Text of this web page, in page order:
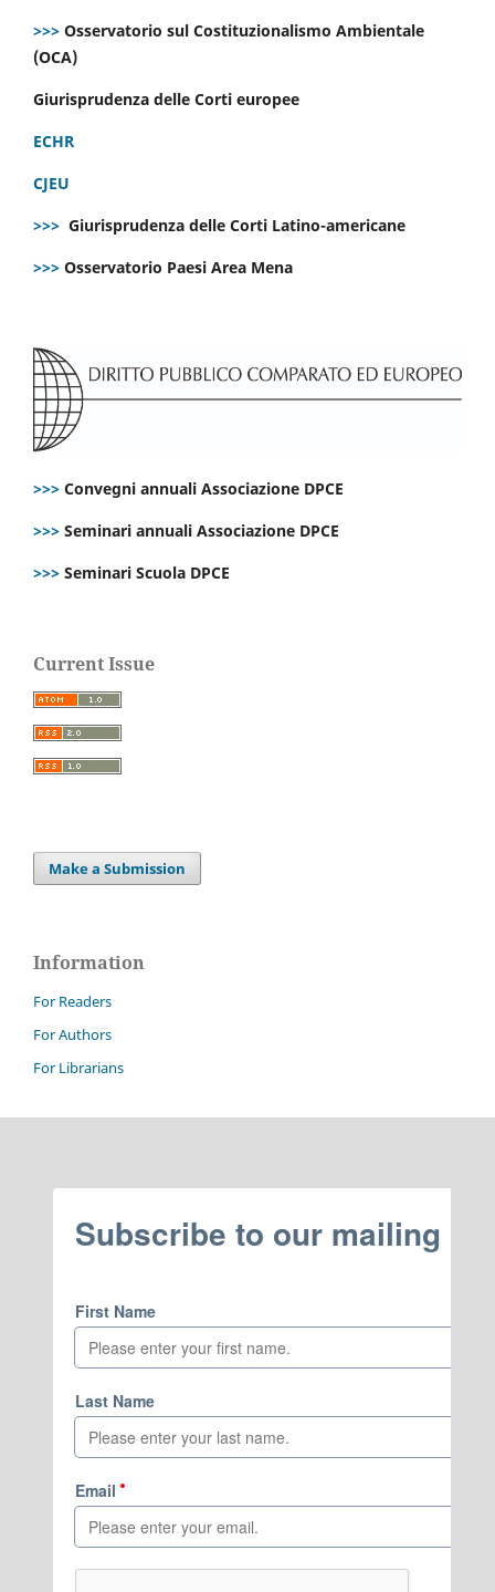
>>> Osservatorio sul Costituzionalismo Ambientale
(OCA)
Giurisprudenza delle Corti europee
ECHR
CJEU
>>> Giurisprudenza delle Corti Latino-americane
>>> Osservatorio Paesi Area Mena
>>> Convegni annuali Associazione DPCE
>>> Seminari annuali Associazione DPCE
>>> Seminari Scuola DPCE
Current Issue
Make a Submission
Information
For Readers
For Authors
For Librarians